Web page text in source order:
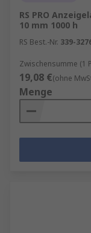
RS PRO
10 mm 1000 h
RS Best.-Nr. 339-
Zwischensumme (1
19,08 €(ohne
Menge